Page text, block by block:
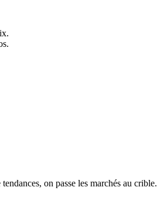
on passe les marchés au crible.